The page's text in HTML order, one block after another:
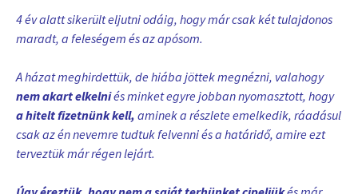
4 év alatt sikerült eljutni odáig, hogy már csak két tulajdonos
maradt, a feleségem és az apósom.
A házat meghirdettük, de hiába jöttek megnézni, valahogy
nem akart elkelniés minket egyre jobban nyomasztott, hogy
a hitelt fizetnünk kell, aminek a részlete emelkedik, ráadásul
csak az én nevemre tudtuk felvenni és a határidő, amire ezt
terveztük már régen lejárt.